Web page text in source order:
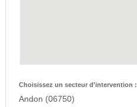
Choisissez un secteur d'intervention :
Andon (06750)